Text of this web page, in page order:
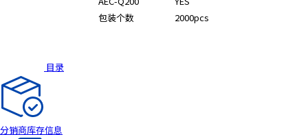
包装个数
2000pcs
目录
分销商库存信息